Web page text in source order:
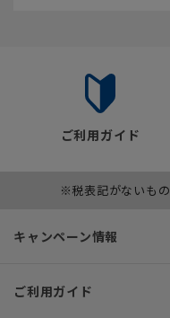
ご利用ガイド
※税表記がないも
キャンペーン情報
ご利用ガイド